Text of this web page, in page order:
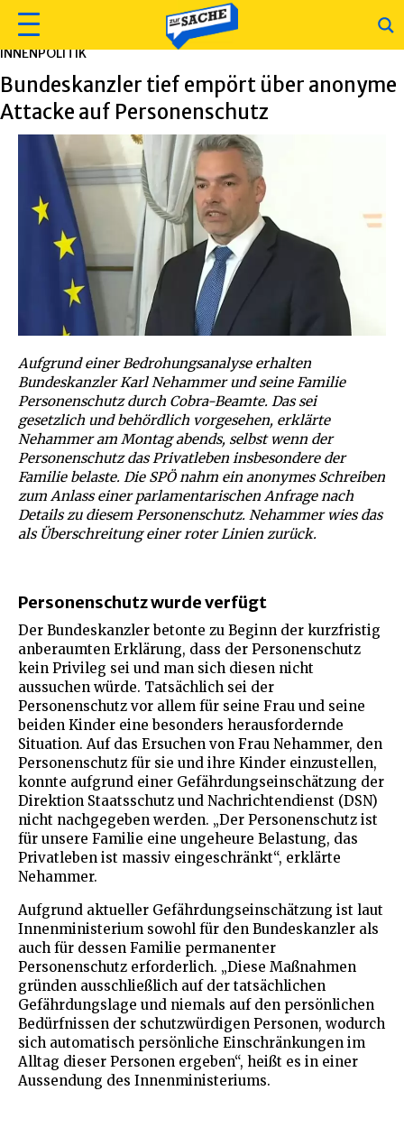
INNENPOLITIK
Bundeskanzler tief empört über anonyme
Attacke auf Personenschutz
Aufgrund einer Bedrohungsanalyse erhalten
Bundeskanzler Karl Nehammer und seine Familie
Personenschutz durch Cobra-Beamte. Das sei
gesetzlich und behördlich vorgesehen, erklärte
Nehammer am Montag abends, selbst wenn der
Personenschutz das Privatleben insbesondere der
Familie belaste. Die SPÖ nahm ein anonymes Schreiben
zum Anlass einer parlamentarischen Anfrage nach
Details zu diesem Personenschutz. Nehammer wies das
als Überschreitung einer roter Linien zurück.
Personenschutz wurde verfügt
Der Bundeskanzler betonte zu Beginn der kurzfristig
anberaumten Erklärung, dass der Personenschutz
kein Privileg sei und man sich diesen nicht
aussuchen würde. Tatsächlich sei der
Personenschutz vor allem für seine Frau und seine
beiden Kinder eine besonders herausfordernde
Situation. Auf das Ersuchen von Frau Nehammer, den
Personenschutz für sie und ihre Kinder einzustellen,
konnte aufgrund einer Gefährdungseinschätzung der
Direktion Staatsschutz und Nachrichtendienst (DSN)
nicht nachgegeben werden. „Der Personenschutz ist
für unsere Familie eine ungeheure Belastung, das
Privatleben ist massiv eingeschränkt“, erklärte
Nehammer.
Aufgrund aktueller Gefährdungseinschätzung ist laut
Innenministerium sowohl für den Bundeskanzler als
auch für dessen Familie permanenter
Personenschutz erforderlich. „Diese Maßnahmen
gründen ausschließlich auf der tatsächlichen
Gefährdungslage und niemals auf den persönlichen
Bedürfnissen der schutzwürdigen Personen, wodurch
sich automatisch persönliche Einschränkungen im
Alltag dieser Personen ergeben“, heißt es in einer
Aussendung des Innenministeriums.